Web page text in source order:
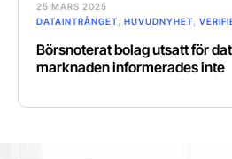
25 MARS 2025
DATAINTRÅNGET
HUVUDNYHET
Börsnoterat bolag utsatt för
marknaden informerades inte